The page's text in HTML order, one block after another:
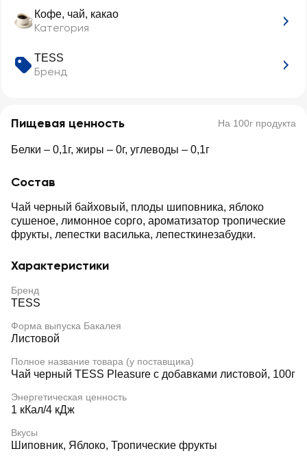
Кофе, чай, какао
Категория
TESS
Бренд
Пищевая ценность На 100г продукта
Белки – 0,1г, жиры – 0г, углеводы – 0,1г
Состав
Чай черный байховый, плоды шиповника, яблоко
сушеное, лимонное сорго, ароматизатор тропические
фрукты, лепестки василька, лепесткинезабудки.
Характеристики
Бренд
TESS
Форма выпуска Бакалея
Листовой
Полное название товара (у поставщика)
Чай черный TESS Pleasure с добавками листовой, 100г
Энергетическая ценность
1 кКал/4 кДж
Вкусы
Шиповник, Яблоко, Тропические фрукты